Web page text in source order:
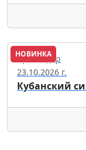
НОВИНКА
Краснодар
23.10.2026 г.
Кубанский